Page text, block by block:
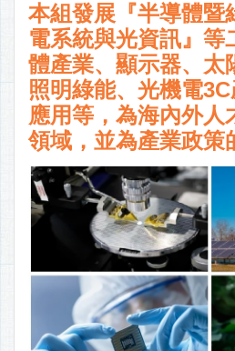
本組發展『半導體暨
電系統與光資訊』等
體產業、顯示器、太
照明綠能、光機電
應用等，為海內外人
領域，並為產業政策